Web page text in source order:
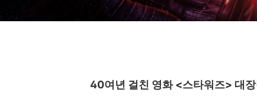
40여년 걸친 영화 <스타워즈> 대